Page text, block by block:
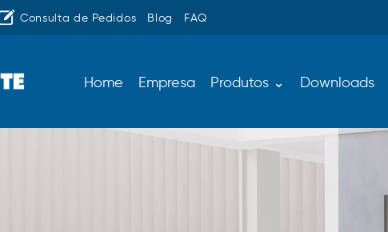
Consulta de Pedidos Blog FAQ
Home Empresa Produtos ⌄ Downloads